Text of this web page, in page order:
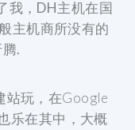
我，DH主机在国
主机商所没有的
.
站玩，在Google
乐在其中，大概